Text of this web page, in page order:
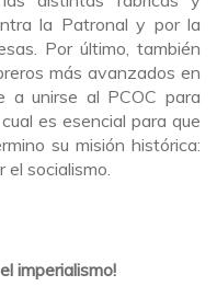
la Patronal y por la
Por último, también
más avanzados en
a unirse al PCOC para
es esencial para que
su misión histórica:
socialismo.
imperialismo!